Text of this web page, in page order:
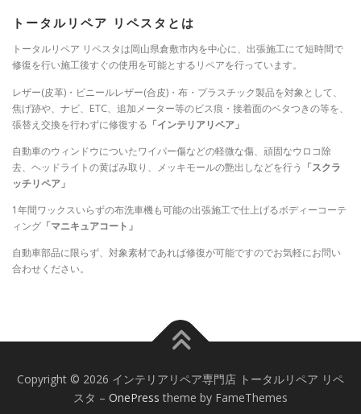
トータルリペア リペスタとは
トータルリペア リペスタは岡山県倉敷市内を中心に、出張施工にて短時間で
修復を行い施工後すぐの使用を可能とするリペアを行っています。
レザー(皮革)・ビニールレザー(合皮)・布・プラスチック製品を対象として、
焦げ跡や、ナビ、ETC、追加メーター等のビス痕・接着面のベタつきの等を、
張替え交換を行わずに修復する 「インテリアリペア」
自動車のウィンドウについたワイパー傷などの軽微な傷、頑固なウロコ除
去、ヘッドライトの黄ばみ取り、メッキモールの艶出しなどを行う
「スクラ
ッチリペア」
1年間ワックスいらずの布洗車機も可能の出張施工で仕上げるボディーコーテ
ィング 「マニキュアコート」
自動車部品に限らず、対象素材であれば修復が可能ですのでお気軽にお問い
合わせください。
Copyright © 2026 インテリアリペア専門店 トータルリペア リペ
スタ – OnePress theme by FameThemes